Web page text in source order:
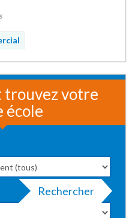
trouvez votre
école
Rechercher